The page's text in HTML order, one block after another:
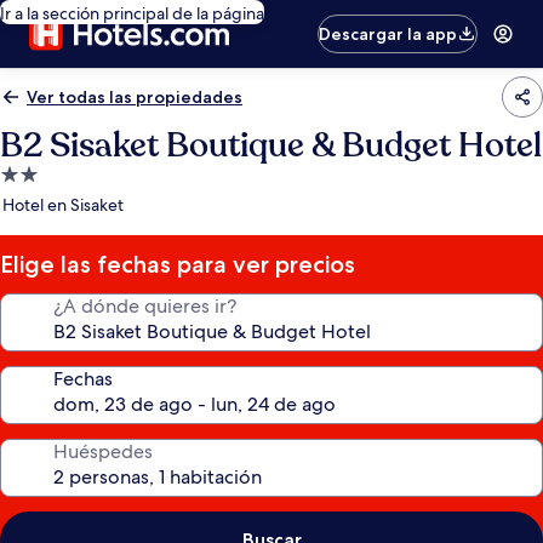
Ir a la sección principal de la página
Descargar la app
Ver todas las propiedades
B2 Sisaket Boutique & Budget Hotel
Propiedad
de
estrellas
Hotel en Sisaket
Elige las fechas para ver precios
¿A dónde quieres ir?
Fechas
Huéspedes